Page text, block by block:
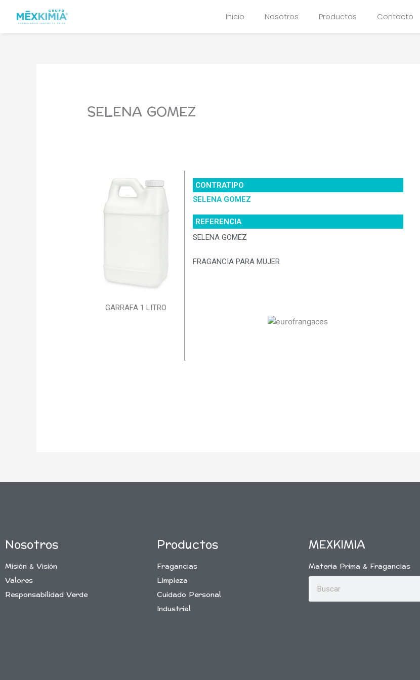
Inicio Nosotros Productos Contacto
SELENA GOMEZ
GARRAFA 1 LITRO
CONTRATIPO
SELENA GOMEZ
REFERENCIA
SELENA GOMEZ
FRAGANCIA PARA MUJER
Nosotros
Misión & Visión
Valores
Responsabilidad Verde
Productos
Fragancias
Limpieza
Cuidado Personal
Industrial
MEXKIMIA
Materia Prima & Fragancias